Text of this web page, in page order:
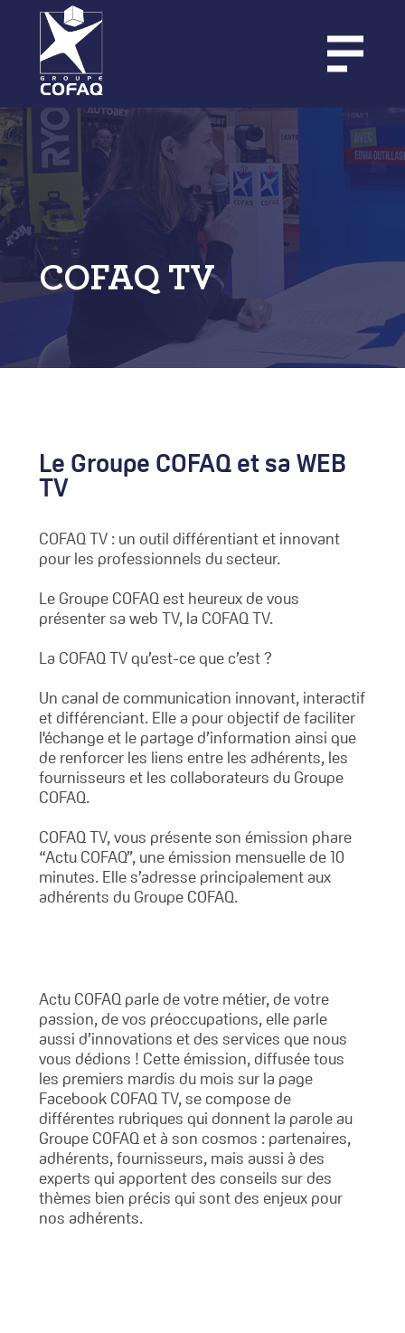
COFAQ TV
Le Groupe COFAQ et sa WEB
TV
COFAQ TV : un outil différentiant et innovant
pour les professionnels du secteur.
Le Groupe COFAQ est heureux de vous
présenter sa web TV, la COFAQ TV.
La COFAQ TV qu’est-ce que c’est ?
Un canal de communication innovant, interactif
et différenciant. Elle a pour objectif de faciliter
l'échange et le partage d’information ainsi que
de renforcer les liens entre les adhérents, les
fournisseurs et les collaborateurs du Groupe
COFAQ.
COFAQ TV, vous présente son émission phare
“Actu COFAQ”, une émission mensuelle de 10
minutes. Elle s’adresse principalement aux
adhérents du Groupe COFAQ.
Actu COFAQ parle de votre métier, de votre
passion, de vos préoccupations, elle parle
aussi d’innovations et des services que nous
vous dédions ! Cette émission, diffusée tous
les premiers mardis du mois sur la page
Facebook COFAQ TV, se compose de
différentes rubriques qui donnent la parole au
Groupe COFAQ et à son cosmos : partenaires,
adhérents, fournisseurs, mais aussi à des
experts qui apportent des conseils sur des
thèmes bien précis qui sont des enjeux pour
nos adhérents.